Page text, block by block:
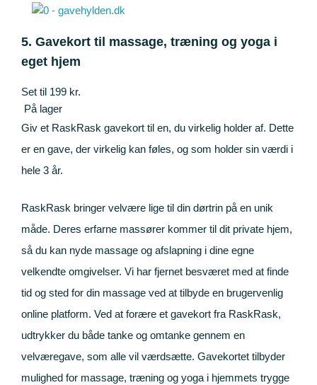
5. Gavekort til massage, træning og yoga i
eget hjem
Set til 199 kr.
På lager
Giv et RaskRask gavekort til en, du virkelig holder af. Dette
er en gave, der virkelig kan føles, og som holder sin værdi i
hele 3 år.
RaskRask bringer velvære lige til din dørtrin på en unik
måde. Deres erfarne massører kommer til dit private hjem,
så du kan nyde massage og afslapning i dine egne
velkendte omgivelser. Vi har fjernet besværet med at finde
tid og sted for din massage ved at tilbyde en brugervenlig
online platform. Ved at forære et gavekort fra RaskRask,
udtrykker du både tanke og omtanke gennem en
velværegave, som alle vil værdsætte. Gavekortet tilbyder
mulighed for massage, træning og yoga i hjemmets trygge